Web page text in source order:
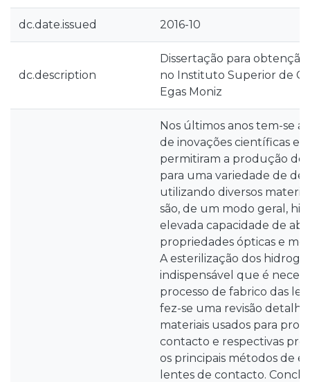
dc.date.issued 2016-10
dc.description
Dissertação para
no Instituto Superior de
Egas Moniz
Nos últimos anos tem-se
de inovações científicas e
permitiram a produção
para uma variedade de
utilizando diversos
são, de um modo geral,
elevada capacidade de
propriedades ópticas e
A esterilização dos
indispensável que é
processo de fabrico das
fez-se uma revisão
materiais usados para
contacto e respectivas
os principais métodos de
lentes de contacto.